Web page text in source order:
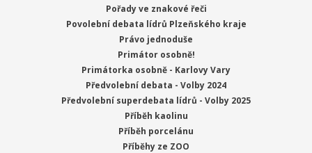
Pořady ve znakové řeči
Povolební debata lídrů Plzeňského kraje
Právo jednoduše
Primátor osobně!
Primátorka osobně - Karlovy Vary
Předvolební debata - Volby 2024
Předvolební superdebata lídrů - Volby 2025
Příběh kaolinu
Příběh porcelánu
Příběhy ze ZOO